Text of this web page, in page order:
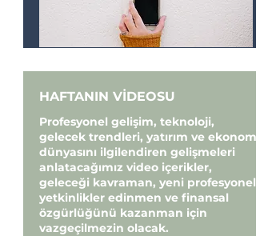
HAFTANIN VİDEOSU
Profesyonel gelişim, teknoloji,
gelecek trendleri, yatırım ve ekonomi
dünyasını ilgilendiren gelişmeleri
anlatacağımız video içerikler,
geleceği kavraman, yeni profesyonel
yetkinlikler edinmen ve finansal
özgürlüğünü kazanman için
vazgeçilmezin olacak.